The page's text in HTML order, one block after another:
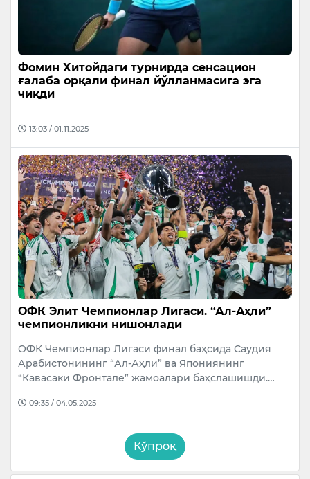
Фомин Хитойдаги турнирда сенсацион
ғалаба орқали финал йўлланмасига эга
чиқди
13:03 / 01.11.2025
ОФК Элит Чемпионлар Лигаси. “Ал-Аҳли”
чемпионликни нишонлади
ОФК Чемпионлар Лигаси финал баҳсида Саудия
Арабистонининг “Ал-Аҳли” ва Япониянинг
“Кавасаки Фронтале” жамоалари баҳслашишди.…
09:35 / 04.05.2025
Кўпроқ